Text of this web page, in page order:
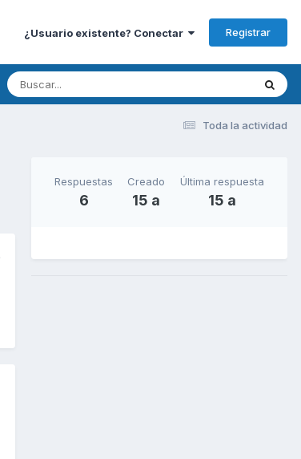
¿Usuario existente? Conectar Registrar
Toda la actividad
Respuestas
6
Creado
15 a
Última respuesta
15 a